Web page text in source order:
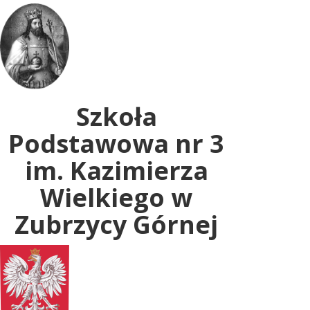
Uwaga:
ta
witryna
zawiera
system
dostępności.
Szkoła
Podstawowa nr 3
im. Kazimierza
Wielkiego w
Zubrzycy Górnej